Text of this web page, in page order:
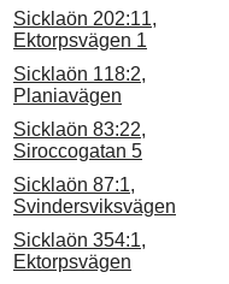
Sicklaön 202:11,
Ektorpsvägen 1
Sicklaön 118:2,
Planiavägen
Sicklaön 83:22,
Siroccogatan 5
Sicklaön 87:1,
Svindersviksvägen
Sicklaön 354:1,
Ektorpsvägen